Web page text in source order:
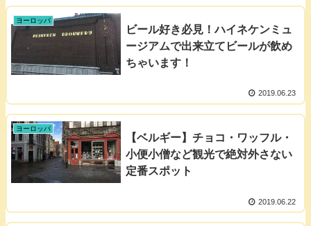
ヨーロッパ
ビール好き必見！ハイネケンミュ
ージアムで出来立てビールが飲め
ちゃいます！
2019.06.23
ヨーロッパ
【ベルギー】チョコ・ワッフル・
小便小僧など観光で絶対外さない
定番スポット
2019.06.22